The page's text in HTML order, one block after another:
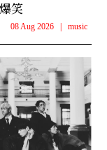
笑
08 Aug 2026 | music